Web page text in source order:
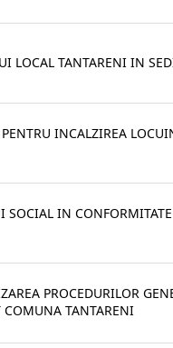
LOCAL TANTARENI IN
INCALZIREA
IN
PROCEDURILOR
TANTARENI